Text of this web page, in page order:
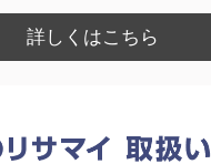
詳しくはこちら